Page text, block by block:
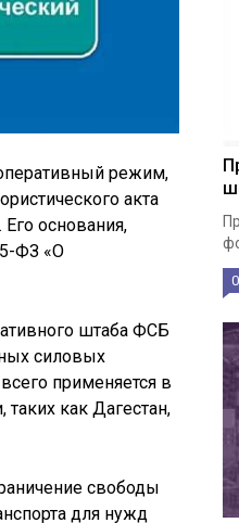
режим,
акта
основания,
ФЗ «О
штаба ФСБ
силовых
применяется в
как Дагестан,
свободы
для нужд
0